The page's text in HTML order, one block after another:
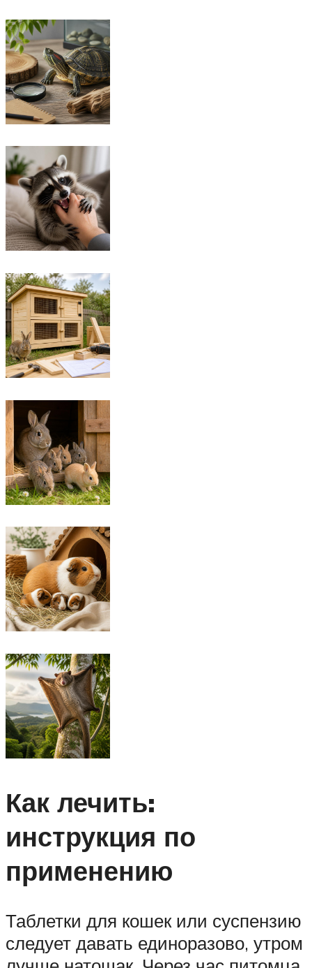
Как лечить:
инструкция по
применению
Таблетки для кошек или суспензию
следует давать единоразово, утром